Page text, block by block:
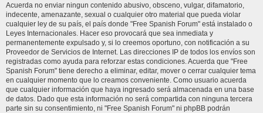
Acuerda no enviar ningun contenido abusivo, obsceno, vulgar, difamatorio,
indecente, amenazante, sexual o cualquier otro material que pueda violar
cualquier ley de su país, el país donde "Free Spanish Forum" está instalado o
Leyes Internacionales. Hacer eso provocará que sea inmediata y
permanentemente expulsado y, si lo creemos oportuno, con notificación a su
Proveedor de Servicios de Internet. Las direcciones IP de todos los envíos son
registradas como ayuda para reforzar estas condiciones. Acuerda que "Free
Spanish Forum" tiene derecho a eliminar, editar, mover o cerrar cualquier tema
en cualquier momento que lo creamos conveniente. Como usuario acuerda
que cualquier información que haya ingresado será almacenada en una base
de datos. Dado que esta información no será compartida con ninguna tercera
parte sin su consentimiento, ni "Free Spanish Forum" ni phpBB podrán